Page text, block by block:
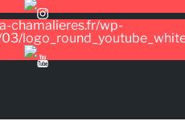
chamalieres.fr/wp-